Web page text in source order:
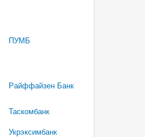
ПУМБ
Райффайзен Банк
Таскомбанк
Укрэксимбанк